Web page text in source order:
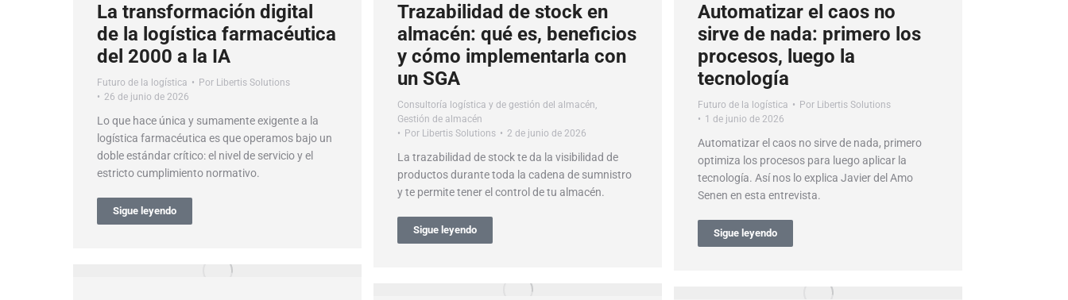
La transformación digital
de la logística farmacéutica
del 2000 a la IA
Futuro de la logística Por Libertis Solutions
26 de junio de 2026
Lo que hace única y sumamente exigente a la
logística farmacéutica es que operamos bajo un
doble estándar crítico: el nivel de servicio y el
estricto cumplimiento normativo.
Sigue leyendo
Trazabilidad de stock en
almacén: qué es, beneficios
y cómo implementarla con
un SGA
Consultoría logística y de gestión del almacén,
Gestión de almacén
Por Libertis Solutions 2 de junio de 2026
La trazabilidad de stock te da la visibilidad de
productos durante toda la cadena de sumnistro
y te permite tener el control de tu almacén.
Sigue leyendo
Automatizar el caos no
sirve de nada: primero los
procesos, luego la
tecnología
Futuro de la logística Por Libertis Solutions
1 de junio de 2026
Automatizar el caos no sirve de nada, primero
optimiza los procesos para luego aplicar la
tecnología. Así nos lo explica Javier del Amo
Senen en esta entrevista.
Sigue leyendo